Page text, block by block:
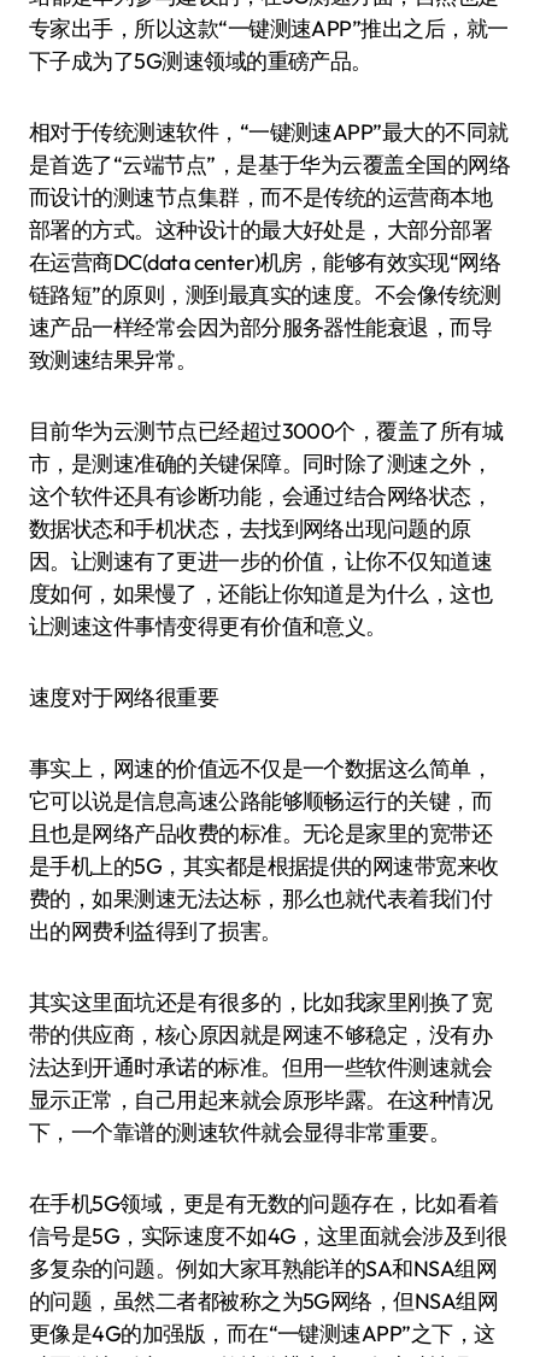
专家出手，所以这款“一键测速APP”推出之后，就一
下子成为了5G测速领域的重磅产品。
相对于传统测速软件，“一键测速APP”最大的不同就
是首选了“云端节点”，是基于华为云覆盖全国的网络
而设计的测速节点集群，而不是传统的运营商本地
部署的方式。这种设计的最大好处是，大部分部署
在运营商DC(data center)机房，能够有效实现“网络
链路短”的原则，测到最真实的速度。不会像传统测
速产品一样经常会因为部分服务器性能衰退，而导
致测速结果异常。
目前华为云测节点已经超过3000个，覆盖了所有城
市，是测速准确的关键保障。同时除了测速之外，
这个软件还具有诊断功能，会通过结合网络状态，
数据状态和手机状态，去找到网络出现问题的原
因。让测速有了更进一步的价值，让你不仅知道速
度如何，如果慢了，还能让你知道是为什么，这也
让测速这件事情变得更有价值和意义。
速度对于网络很重要
事实上，网速的价值远不仅是一个数据这么简单，
它可以说是信息高速公路能够顺畅运行的关键，而
且也是网络产品收费的标准。无论是家里的宽带还
是手机上的5G，其实都是根据提供的网速带宽来收
费的，如果测速无法达标，那么也就代表着我们付
出的网费利益得到了损害。
其实这里面坑还是有很多的，比如我家里刚换了宽
带的供应商，核心原因就是网速不够稳定，没有办
法达到开通时承诺的标准。但用一些软件测速就会
显示正常，自己用起来就会原形毕露。在这种情况
下，一个靠谱的测速软件就会显得非常重要。
在手机5G领域，更是有无数的问题存在，比如看着
信号是5G，实际速度不如4G，这里面就会涉及到很
多复杂的问题。例如大家耳熟能详的SA和NSA组网
的问题，虽然二者都被称之为5G网络，但NSA组网
更像是4G的加强版，而在“一键测速APP”之下，这